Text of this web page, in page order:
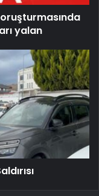
yalan